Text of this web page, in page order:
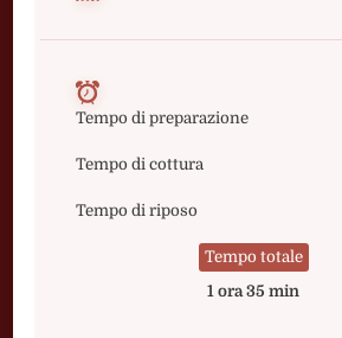
Tempo di preparazione
Tempo di cottura
Tempo di riposo
Tempo totale
1 ora 35 min